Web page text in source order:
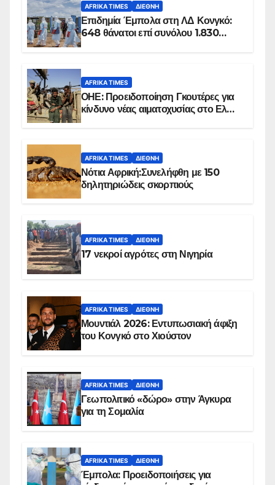
AFRIKA TIMES ΔΙΕΘΝΉ
Επιδημία Έμπολα στη ΛΔ Κονγκό:
648 θάνατοι επί συνόλου 1.830
AFRIKA TIMES
ΟΗΕ: Προειδοποίηση Γκουτέρες για
κίνδυνο νέας αιματοχυσίας στο Ελ
AFRIKA TIMES ΔΙΕΘΝΉ
Νότια Αφρική:Συνελήφθη με 150
δηλητηριώδεις σκορπιούς
AFRIKA TIMES ΔΙΕΘΝΉ
17 νεκροί αγρότες στη Νιγηρία
AFRIKA TIMES ΔΙΕΘΝΉ
Μουντιάλ 2026: Εντυπωσιακή άφιξη
του Κονγκό στο Χιούστον
AFRIKA TIMES ΔΙΕΘΝΉ
Γεωπολιτικό «δώρο» στην Άγκυρα
για τη Σομαλία
AFRIKA TIMES ΔΙΕΘΝΉ
Έμπολα: Προειδοποιήσεις για